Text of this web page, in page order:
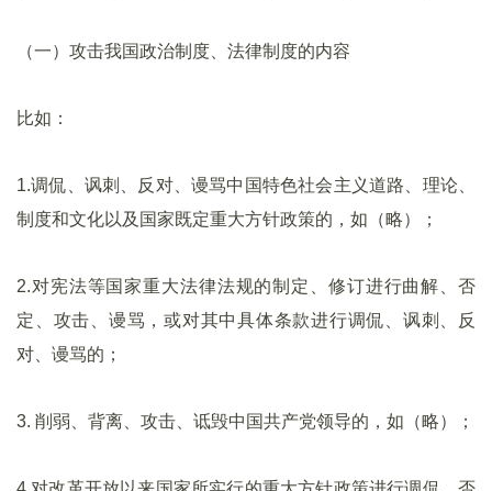
（一）攻击我国政治制度、法律制度的内容
比如：
1.调侃、讽刺、反对、谩骂中国特色社会主义道路、理论、
制度和文化以及国家既定重大方针政策的，如（略）；
2.对宪法等国家重大法律法规的制定、修订进行曲解、否
定、攻击、谩骂，或对其中具体条款进行调侃、讽刺、反
对、谩骂的；
3. 削弱、背离、攻击、诋毁中国共产党领导的，如（略）；